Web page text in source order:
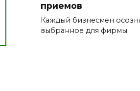
приемов
Каждый бизнесмен
выбранное для фирмы